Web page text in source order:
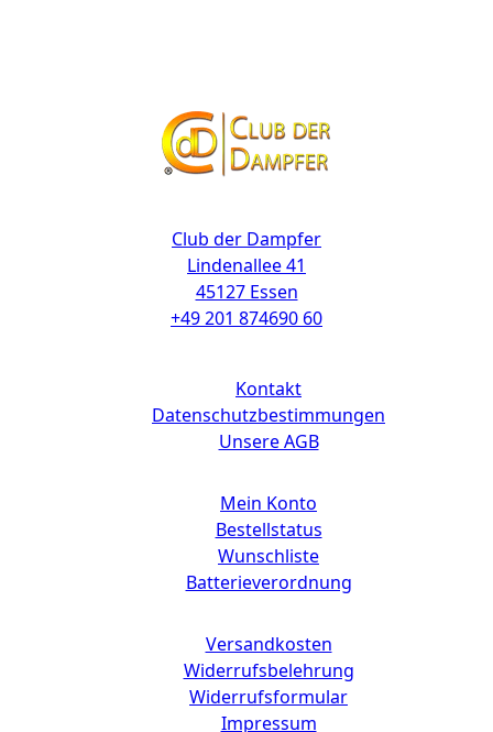
Club der Dampfer
Lindenallee 41
45127 Essen
+49 201 874690 60
Kontakt
Datenschutzbestimmungen
Unsere AGB
Mein Konto
Bestellstatus
Wunschliste
Batterieverordnung
Versandkosten
Widerrufsbelehrung
Widerrufsformular
Impressum